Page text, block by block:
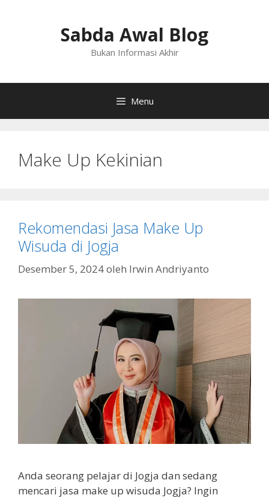
Sabda Awal Blog
Bukan Informasi Akhir
Menu
Make Up Kekinian
Rekomendasi Jasa Make Up
Wisuda di Jogja
Desember 5, 2024oleh Irwin Andriyanto
Anda seorang pelajar di Jogja dan sedang
mencari jasa make up wisuda Jogja? Ingin